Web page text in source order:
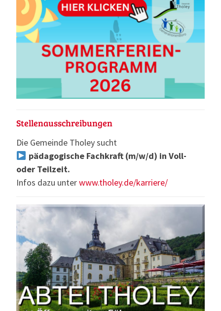
Stellenausschreibungen
Die Gemeinde Tholey sucht
pädagogische Fachkraft (m/w/d) in Voll-
oder Teilzeit.
Infos dazu unterwww.tholey.de/karriere/